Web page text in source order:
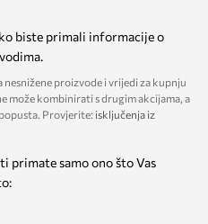
biste primali informacije o
proizvode i vrijedi za kupnju
može kombinirati s drugim akcijama, a
Provjerite: isključenja iz
primate samo ono što Vas